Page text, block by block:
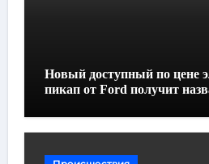
Новый доступный по цене
пикап от Ford получит